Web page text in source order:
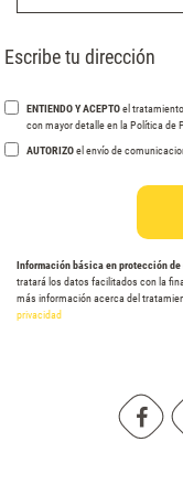
Escribe tu dirección
ENTIENDO Y ACEPTOel
con mayor detalle en la Política de
AUTORIZOel envío de
Información básica en protección de
tratará los datos facilitados con la
más información acerca del
privacidad